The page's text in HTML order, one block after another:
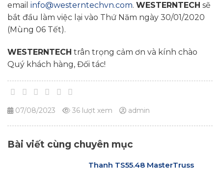
email info@westerntechvn.com. WESTERNTECH sẽ
bắt đầu làm việc lại vào Thứ Năm ngày 30/01/2020
(Mùng 06 Tết).
WESTERNTECH trân trọng cảm ơn và kính chào
Quý khách hàng, Đối tác!
07/08/2023 36 lượt xem admin
Bài viết cùng chuyên mục
Thanh TS55.48 MasterTruss